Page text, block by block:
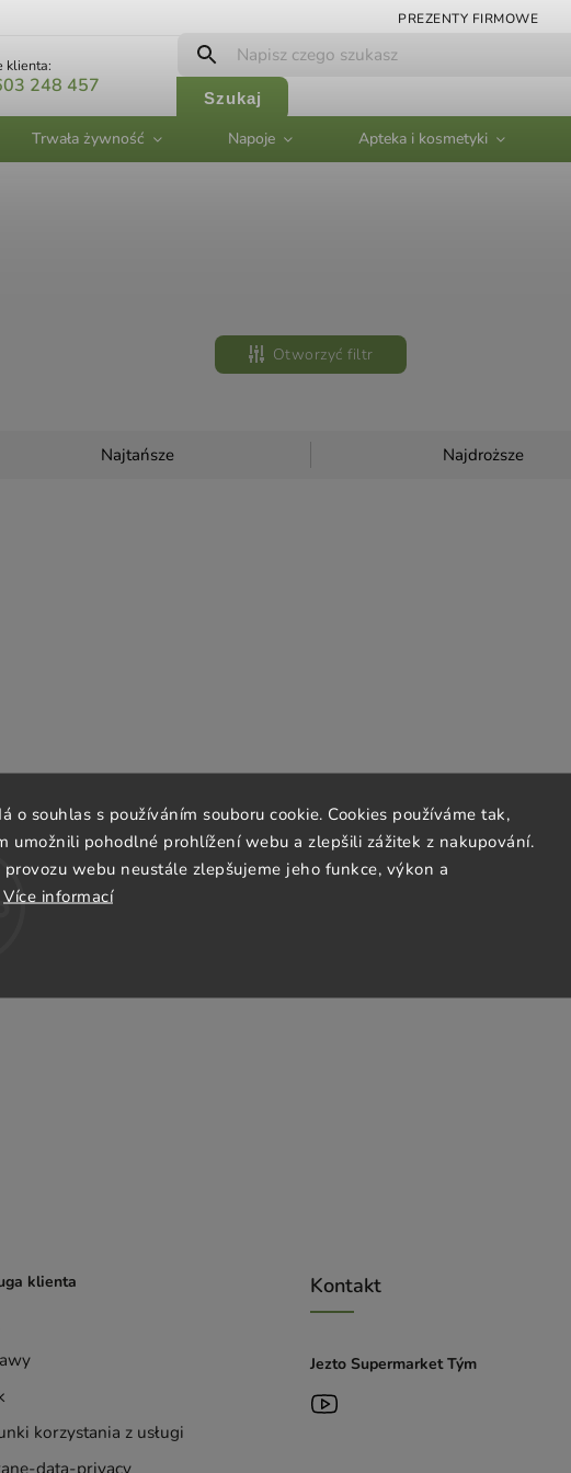
o souhlas s používáním souboru cookie. Cookies používáme tak,
umožnili pohodlné prohlížení webu a zlepšili zážitek z nakupování.
webu neustále zlepšujeme jeho funkce, výkon a
Více informací
PREZENTY FIRMOWE
klienta:
248 457
Szukaj
Trwała żywność Napoje Apteka i kosmetyki
Otworzyć filtr
Najtańsze Najdroższe
klienta
korzystania z usługi
data-privacy
Kontakt
Jezto Supermarket Tým